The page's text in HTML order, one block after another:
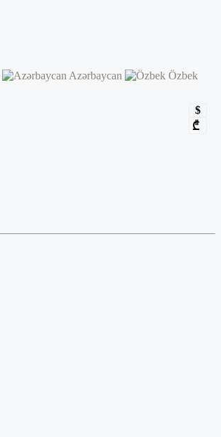
Azərbaycan
Özbek
$
₾